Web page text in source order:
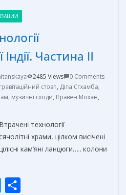
Частина II
2485 Views
0 Comments
гравітаційний стовп, Діпа Стхамба,
, музичні сходи, Правен Мохан,
технології
храми, цілком висічені
кам’яні ланцюги….. колони
T